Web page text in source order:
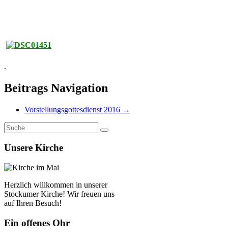
.
Beitrags Navigation
Vorstellungsgottesdienst 2016 →
Unsere Kirche
Herzlich willkommen in unserer
Stockumer Kirche! Wir freuen uns
auf Ihren Besuch!
Ein offenes Ohr